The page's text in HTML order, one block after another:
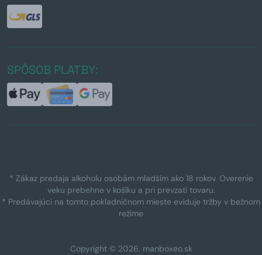
SPÔSOB PLATBY:
* Zákaz predaja alkoholu osobám mladším ako 18 rokov. Overenie
veku prebehne v košíku a pri prevzatí tovaru.
* Predávajúci na tomto pokladničnom mieste eviduje tržby v bežnom
režime
Copyright © 2026, manboxeo.sk